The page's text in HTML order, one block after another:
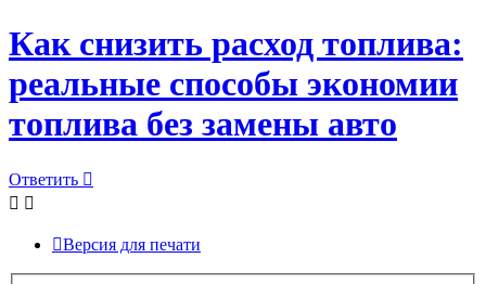
Как снизить расход топлива:
реальные способы экономии
топлива без замены авто
Ответить
Версия для печати